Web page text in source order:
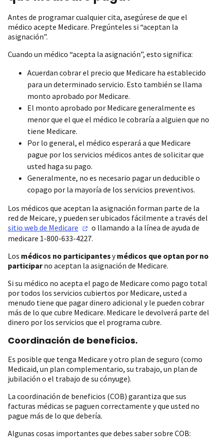
Antes de programar cualquier cita, asegúrese de que el
médico acepte Medicare. Pregúnteles si “aceptan la
asignación”.
Cuando un médico “acepta la asignación”, esto significa:
Acuerdan cobrar el precio que Medicare ha establecido
para un determinado servicio. Esto también se llama
monto aprobado por Medicare.
El monto aprobado por Medicare generalmente es
menor que el que el médico le cobraría a alguien que no
tiene Medicare.
Por lo general, el médico esperará a que Medicare
pague por los servicios médicos antes de solicitar que
usted haga su pago.
Generalmente, no es necesario pagar un deducible o
copago por la mayoría de los servicios preventivos.
Los médicos que aceptan la asignación forman parte de la
red de Meicare, y pueden ser ubicados fácilmente a través del
sitio web de Medicare
o llamando a la línea de ayuda de
medicare 1-800-633-4227.
Los médicos no participantesymédicos que optan por no
participarno aceptan la asignación de Medicare.
Si su médico no acepta el pago de Medicare como pago total
por todos los servicios cubiertos por Medicare, usted a
menudo tiene que pagar dinero adicional y le pueden cobrar
más de lo que cubre Medicare. Medicare le devolverá parte del
dinero por los servicios que el programa cubre.
Coordinación de beneficios.
Es posible que tenga Medicare y otro plan de seguro (como
Medicaid, un plan complementario, su trabajo, un plan de
jubilación o el trabajo de su cónyuge).
La coordinación de beneficios (COB) garantiza que sus
facturas médicas se paguen correctamente y que usted no
pague más de lo que debería.
Algunas cosas importantes que debes saber sobre COB: